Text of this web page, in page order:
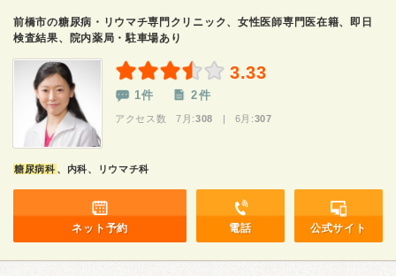
前橋市の糖尿病・リウマチ専門クリニック、女性医師専門医在籍、即日
検査結果、院内薬局・駐車場あり
3.33
1件 2件
アクセス数 7月:308 | 6月:307
糖尿病科 、内科、リウマチ科
ネット予約 電話 公式サイト